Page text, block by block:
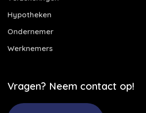
Hypotheken
Ondernemer
Werknemers
Vragen? Neem contact op!